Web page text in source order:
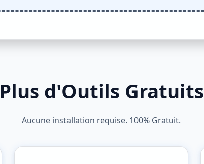
Plus d'Outils Gratuits
Aucune installation requise. 100% Gratuit.